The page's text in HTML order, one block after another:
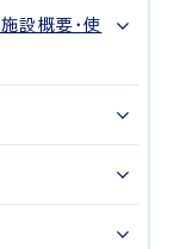
設概要・使